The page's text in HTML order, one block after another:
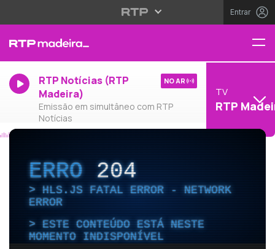
Entrar
RTP Notícias (RTP
Madeira)
Emissão em simultâneo com RTP
Notícias
NO AR
TV
RTP
ERRO204
HLS.JS FATAL ERROR - NETWORK
ERROR
ESTE CONTEÚDO ESTÁ NESTE
MOMENTO INDISPONÍVEL